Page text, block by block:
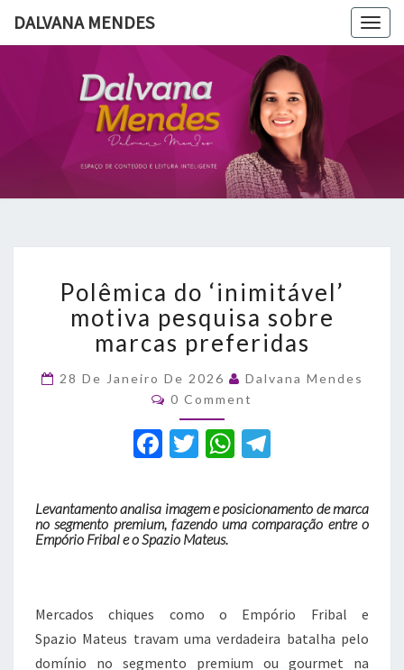
DALVANA MENDES
DALVANA
MENDES
Espaço De
Conteúdo
E Leitura
Inteligente
do
‘inimitável’
motiva
pesquisa
sobre
marcas
preferidas
Polêmica do ‘inimitável’
motiva pesquisa sobre
marcas preferidas
28 De Janeiro De 2026
Dalvana Mendes
Comments
0 Comment
F
c
e
o
k
T
it
te
W
at
s
p
e
gr
Levantamento analisa imagem e posicionamento de marca
no segmento premium, fazendo uma comparação entre o
Empório Fribal e o Spazio Mateus.
Mercados chiques como o Empório Fribal e
Spazio Mateus travam uma verdadeira batalha pelo
domínio no segmento premium ou gourmet na